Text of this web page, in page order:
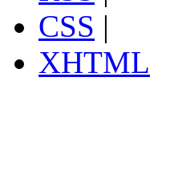
CSS |
XHTML